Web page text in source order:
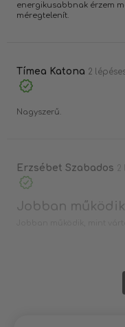
energikusabbnak érzem
méregtelenít.
Tímea Katona 2
Nagyszerű.
Erzsébet Szabados 2
Jobban